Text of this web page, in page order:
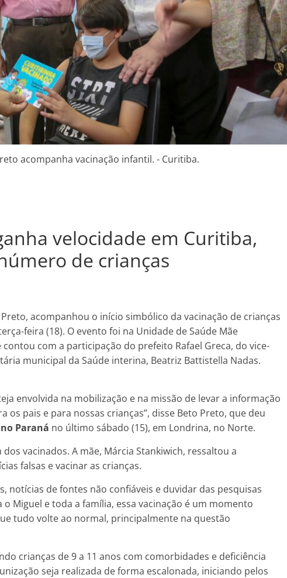
acompanha vacinação infantil. - Curitiba.
velocidade em Curitiba,
de crianças
acompanhou o início simbólico da vacinação de crianças
feira (18). O evento foi na Unidade de Saúde Mãe
com a participação do prefeito Rafael Greca, do vice-
municipal da Saúde interina, Beatriz Battistella Nadas.
envolvida na mobilização e na missão de levar a informação
os pais e para nossas crianças”, disse Beto Preto, que deu
Paraná no último sábado (15), em Londrina, no Norte.
vacinados. A mãe, Márcia Stankiwich, ressaltou a
falsas e vacinar as crianças.
notícias de fontes não confiáveis e duvidar das pesquisas
Miguel e toda a família, essa vacinação é um momento
tudo volte ao normal, principalmente na questão
crianças de 9 a 11 anos com comorbidades e deficiência
seja realizada de forma escalonada, iniciando pelos